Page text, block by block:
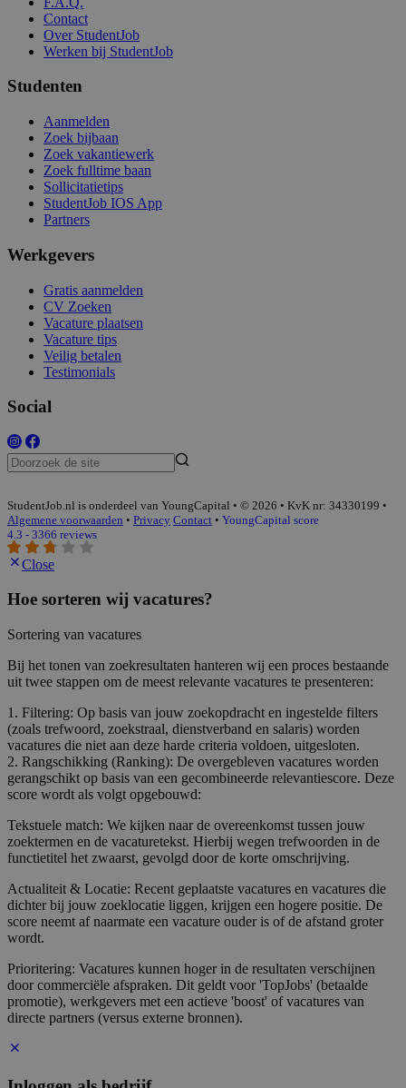
Contact
Over StudentJob
Werken bij StudentJob
Studenten
Aanmelden
Zoek bijbaan
Zoek vakantiewerk
Zoek fulltime baan
Sollicitatietips
StudentJob IOS App
Partners
Werkgevers
Gratis aanmelden
CV Zoeken
Vacature plaatsen
Vacature tips
Veilig betalen
Testimonials
Social
StudentJob.nl is onderdeel van YoungCapital • © 2026 • KvK nr: 34330199 •
Algemene voorwaarden • Privacy Contact • YoungCapital score
4.3 - 3366 reviews
Close
Hoe sorteren wij vacatures?
Sortering van vacatures
Bij het tonen van zoekresultaten hanteren wij een proces bestaande
uit twee stappen om de meest relevante vacatures te presenteren:
1. Filtering: Op basis van jouw zoekopdracht en ingestelde filters
(zoals trefwoord, zoekstraal, dienstverband en salaris) worden
vacatures die niet aan deze harde criteria voldoen, uitgesloten.
2. Rangschikking (Ranking): De overgebleven vacatures worden
gerangschikt op basis van een gecombineerde relevantiescore. Deze
score wordt als volgt opgebouwd:
Tekstuele match: We kijken naar de overeenkomst tussen jouw
zoektermen en de vacaturetekst. Hierbij wegen trefwoorden in de
functietitel het zwaarst, gevolgd door de korte omschrijving.
Actualiteit & Locatie: Recent geplaatste vacatures en vacatures die
dichter bij jouw zoeklocatie liggen, krijgen een hogere positie. De
score neemt af naarmate een vacature ouder is of de afstand groter
wordt.
Prioritering: Vacatures kunnen hoger in de resultaten verschijnen
door commerciële afspraken. Dit geldt voor 'TopJobs' (betaalde
promotie), werkgevers met een actieve 'boost' of vacatures van
directe partners (versus externe bronnen).